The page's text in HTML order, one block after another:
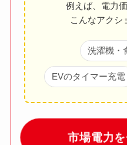
例えば、電力
こんなアクシ
洗濯機・
EVのタイマー充電
市場電力